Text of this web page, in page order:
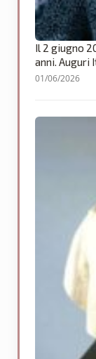
Il 2 giugno
anni. Auguri
01/06/2026